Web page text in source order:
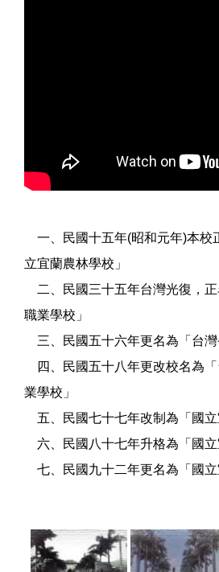
一、民國十五年(昭和元年)本校
立宜蘭農林學校」
二、民國三十五年台灣光復，
職業學校」
三、民國五十六年更名為「台灣
四、民國五十八年更改校名為
業學校」
五、民國七十七年改制為「國立
六、民國八十七年升格為「國立
七、民國九十二年更名為「國立